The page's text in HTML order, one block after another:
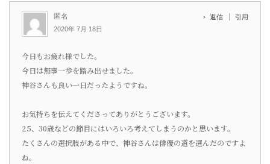
匿名
2020年 7月 18日
返信 引用
今日もお疲れ様でした。
今日は無事一歩を踏み出せました。
神谷さんも良い一日だったようですね。
お気持ちを伝えてくださってありがとうございます。
25、30歳などの節目にはいろいろ考えてしまうのかと思います。
たくさんの選択肢がある中で、神谷さんは俳優の道を選んだのですよ
ね。